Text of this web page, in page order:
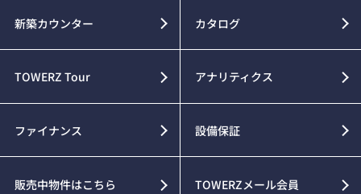
新築カウンター カタログ
TOWERZ Tour アナリティクス
ファイナンス 設備保証
販売中物件はこちら TOWERZメール会員